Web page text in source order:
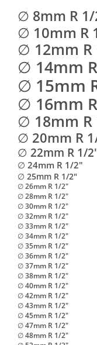
∅ 8mm R
∅ 10mm R
∅ 12mm R
∅ 14mm
∅ 15mm
∅ 16mm
∅ 18mm R
∅ 20mm R
∅ 22mm R 1/
∅ 24mm R 1/2"
∅ 25mm R 1/2"
∅ 26mm R 1/2"
∅ 28mm R 1/2"
∅ 30mm R 1/2"
∅ 32mm R 1/2"
∅ 33mm R 1/2"
∅ 34mm R 1/2"
∅ 35mm R 1/2"
∅ 36mm R 1/2"
∅ 37mm R 1/2"
∅ 38mm R 1/2"
∅ 40mm R 1/2"
∅ 42mm R 1/2"
∅ 43mm R 1/2"
∅ 45mm R 1/2"
∅ 47mm R 1/2"
∅ 48mm R 1/2"